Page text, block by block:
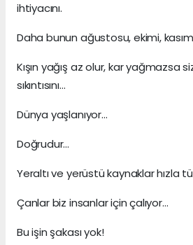
ihtiyacını.
Daha bunun ağustosu, ekimi,
Kışın yağış az olur, kar yağmazsa
sıkıntısını…
Dünya yaşlanıyor…
Doğrudur…
Yeraltı ve yerüstü kaynaklar hızla
Çanlar biz insanlar için çalıyor…
Bu işin şakası yok!